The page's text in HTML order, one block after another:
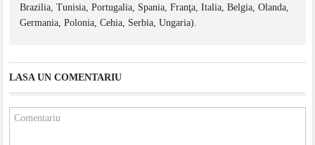
Brazilia, Tunisia, Portugalia, Spania, Franţa, Italia, Belgia, Olanda,
Germania, Polonia, Cehia, Serbia, Ungaria).
LASA UN COMENTARIU